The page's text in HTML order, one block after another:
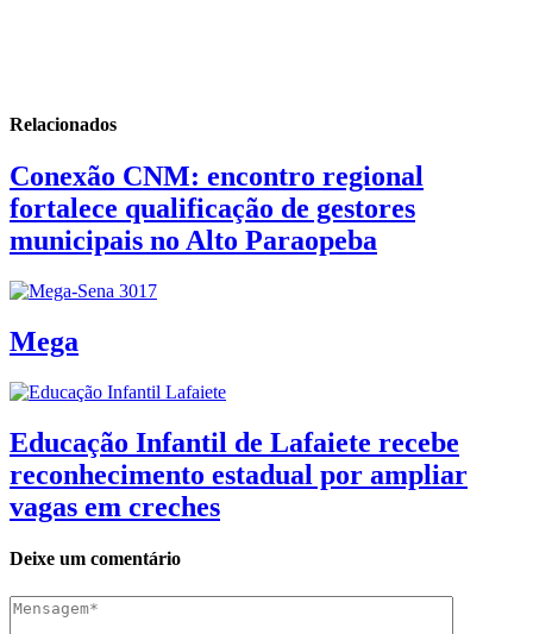
Relacionados
Conexão CNM: encontro regional
fortalece qualificação de gestores
municipais no Alto Paraopeba
Mega
Educação Infantil de Lafaiete recebe
reconhecimento estadual por ampliar
vagas em creches
Deixe um comentário